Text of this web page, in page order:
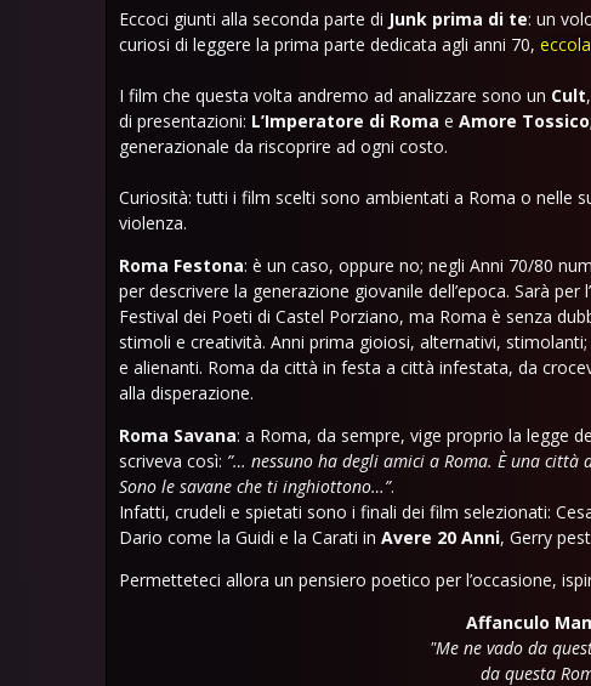
Eccoci giunti alla seconda parte di Junk prima di te: un
curiosi di leggere la prima parte dedicata agli anni 70,
I film che questa volta andremo ad analizzare sono un Cult
di presentazioni: L’Imperatore di Roma e Amore Tossico
generazionale da riscoprire ad ogni costo.
Curiosità: tutti i film scelti sono ambientati a Roma o nelle
violenza.
Roma Festona: è un caso, oppure no; negli Anni 70/80
per descrivere la generazione giovanile dell’epoca. Sarà
Festival dei Poeti di Castel Porziano, ma Roma è senza
stimoli e creatività. Anni prima gioiosi, alternativi,
e alienanti. Roma da città in festa a città infestata, da
alla disperazione.
Roma Savana: a Roma, da sempre, vige proprio la legge
scriveva così: ”… nessuno ha degli amici a Roma. È una
Sono le savane che ti inghiottono…”.
Infatti, crudeli e spietati sono i finali dei film selezionati:
Dario come la Guidi e la Carati in Avere 20 Anni, Gerry
Permetteteci allora un pensiero poetico per l’occasione,
Affanculo
"Me ne vado da
da questa